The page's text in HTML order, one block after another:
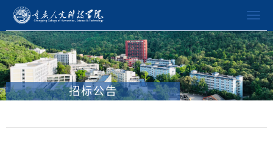
招标公告